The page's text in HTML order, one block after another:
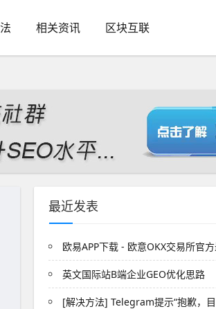
相关资讯 区块互联
最近发表
欧易APP下载 - 欧意OKX交易所官方最新版
英文国际站B端企业GEO优化思路
[解决方法] Telegram提示“抱歉，目前您无法在公开群